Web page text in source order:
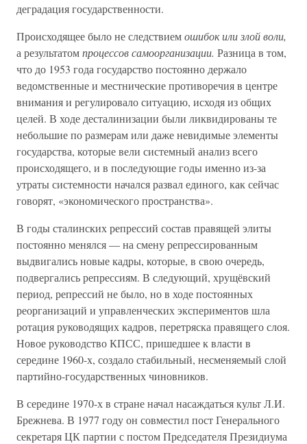
деградация государственности.
Происходящее было не следствиемошибок или злой воли,
а результатомпроцессов самоорганизации. Разница в том,
что до 1953 года государство постоянно держало
ведомственные и местнические противоречия в центре
внимания и регулировало ситуацию, исходя из общих
целей. В ходе десталинизации были ликвидированы те
небольшие по размерам или даже невидимые элементы
государства, которые вели системный анализ всего
происходящего, и в последующие годы именно из-за
утраты системности начался развал единого, как сейчас
говорят, «экономического пространства».
В годы сталинских репрессий состав правящей элиты
постоянно менялся — на смену репрессированным
выдвигались новые кадры, которые, в свою очередь,
подвергались репрессиям. В следующий, хрущёвский
период, репрессий не было, но в ходе постоянных
реорганизаций и управленческих экспериментов шла
ротация руководящих кадров, перетряска правящего слоя.
Новое руководство КПСС, пришедшее к власти в
середине 1960-х, создало стабильный, несменяемый слой
партийно-государственных чиновников.
В середине 1970-х в стране начал насаждаться культ Л.И.
Брежнева. В 1977 году он совместил пост Генерального
секретаря ЦК партии с постом Председателя Президиума